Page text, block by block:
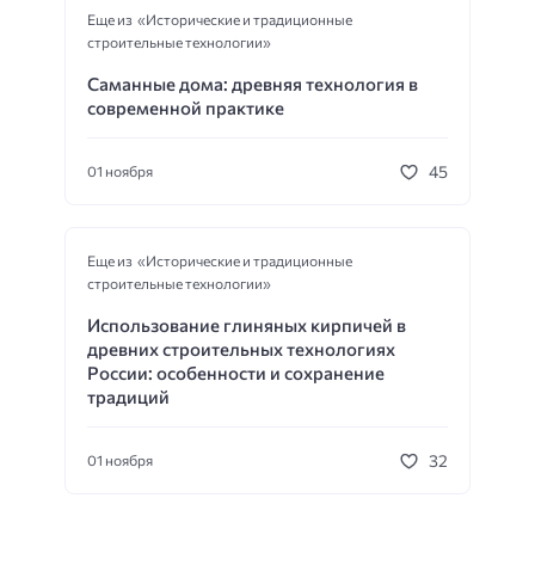
Еще из «Исторические и традиционные
строительные технологии»
Саманные дома: древняя технология в
современной практике
01 ноября 45
Еще из «Исторические и традиционные
строительные технологии»
Использование глиняных кирпичей в
древних строительных технологиях
России: особенности и сохранение
традиций
01 ноября 32